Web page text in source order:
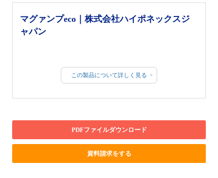
マグァンプeco｜株式会社ハイポネックスジ
ャパン
この製品について詳しく見る
PDFファイルダウンロード
資料請求をする